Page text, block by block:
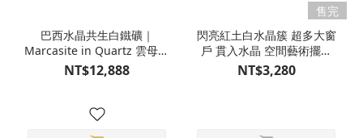
巴西水晶共生白鐵礦｜
Marcasite in Quartz 雲母共
生 精緻水鑽鑲台 圖桑帶回
26 ct 天然水晶項鍊
NT$12,888
售完
閃亮紅土白水晶簇 超多大窗
戶 貫入水晶 空間藝術擺件
天然原礦 S25CQ06-001
NT$3,280